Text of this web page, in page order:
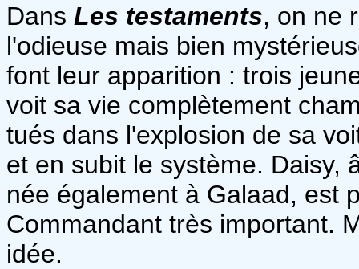
Dans Les testaments, on ne
l'odieuse mais bien
font leur apparition : trois
voit sa vie complètement
tués dans l'explosion de sa
et en subit le système. Daisy,
née également à Galaad, est
Commandant très important.
idée.